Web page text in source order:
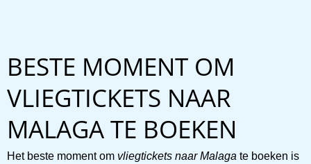
BESTE MOMENT OM
VLIEGTICKETS NAAR
MALAGA TE BOEKEN
Het beste moment om vliegtickets naar Malaga te boeken is